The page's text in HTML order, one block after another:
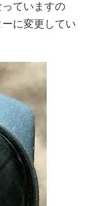
ていますの
に変更してい